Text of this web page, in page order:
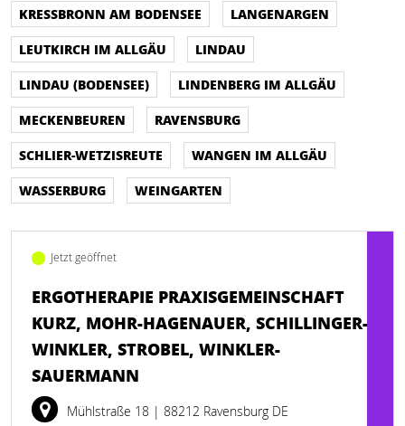
KRESSBRONN AM BODENSEE
LANGENARGEN
LEUTKIRCH IM ALLGÄU
LINDAU
LINDAU (BODENSEE)
LINDENBERG IM ALLGÄU
MECKENBEUREN
RAVENSBURG
SCHLIER-WETZISREUTE
WANGEN IM ALLGÄU
WASSERBURG
WEINGARTEN
Jetzt geöffnet
ERGOTHERAPIE PRAXISGEMEINSCHAFT
KURZ, MOHR-HAGENAUER, SCHILLINGER-
WINKLER, STROBEL, WINKLER-
SAUERMANN
Mühlstraße 18 | 88212 Ravensburg DE